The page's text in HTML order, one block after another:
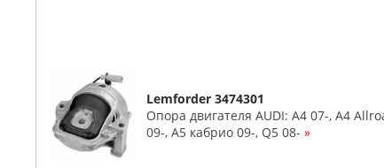
Lemforder 3474301
Опора двигателя AUDI: A4 07-, A4
09-, A5 кабрио 09-, Q5 08- »